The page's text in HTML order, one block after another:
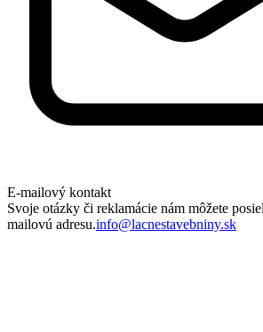
E-mailový kontakt
Svoje otázky či reklamácie nám môžete
mailovú adresu.info@lacnestavebniny.sk